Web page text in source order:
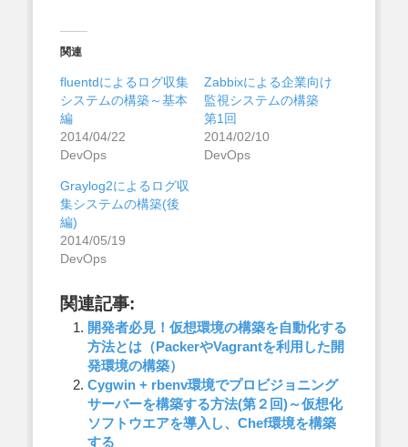
関連
fluentdによるログ収集
システムの構築～基本
編
2014/04/22
DevOps
Zabbixによる企業向け
監視システムの構築
第1回
2014/02/10
DevOps
Graylog2によるログ収
集システムの構築(後
編)
2014/05/19
DevOps
関連記事:
開発者必見！仮想環境の構築を自動化する
方法とは（PackerやVagrantを利用した開
発環境の構築）
Cygwin + rbenv環境でプロビジョニング
サーバーを構築する方法(第２回)～仮想化
ソフトウエアを導入し、Chef環境を構築
する